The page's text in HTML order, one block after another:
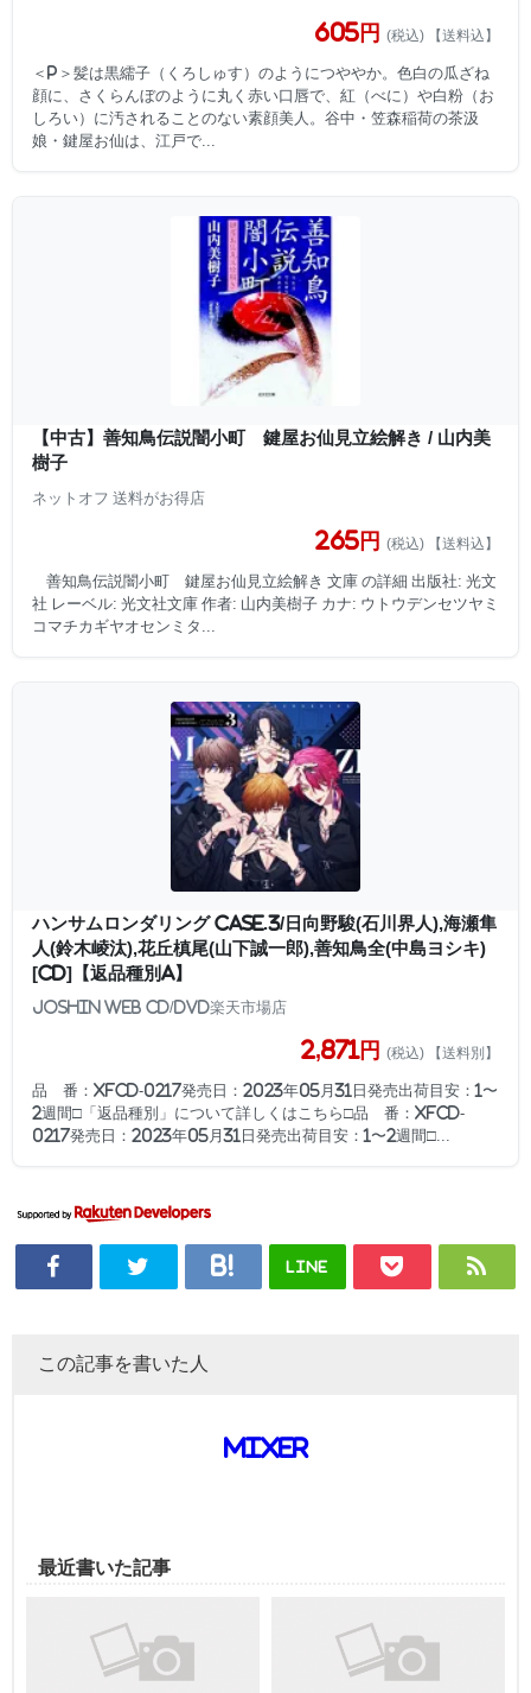
605円 (税込) 【送料込】
＜p＞髪は黒繻子（くろしゅす）のようにつややか。色白の瓜ざね
顔に、さくらんぼのように丸く赤い口唇で、紅（べに）や白粉（お
しろい）に汚されることのない素顔美人。谷中・笠森稲荷の茶汲
娘・鍵屋お仙は、江戸で...
【中古】善知鳥伝説闇小町 鍵屋お仙見立絵解き / 山内美
樹子
ネットオフ 送料がお得店
265円 (税込) 【送料込】
善知鳥伝説闇小町 鍵屋お仙見立絵解き 文庫 の詳細 出版社: 光文
社 レーベル: 光文社文庫 作者: 山内美樹子 カナ: ウトウデンセツヤミ
コマチカギヤオセンミタ...
ハンサムロンダリング case.3/日向野駿(石川界人),海瀬隼
人(鈴木崚汰),花丘槙尾(山下誠一郎),善知鳥全(中島ヨシキ)
[CD]【返品種別A】
Joshin web CD/DVD楽天市場店
2,871円 (税込) 【送料別】
品 番：XFCD-0217発売日：2023年05月31日発売出荷目安：1〜
2週間□「返品種別」について詳しくはこちら□品 番：XFCD-
0217発売日：2023年05月31日発売出荷目安：1〜2週間□...
LINE
この記事を書いた人
mixer
最近書いた記事